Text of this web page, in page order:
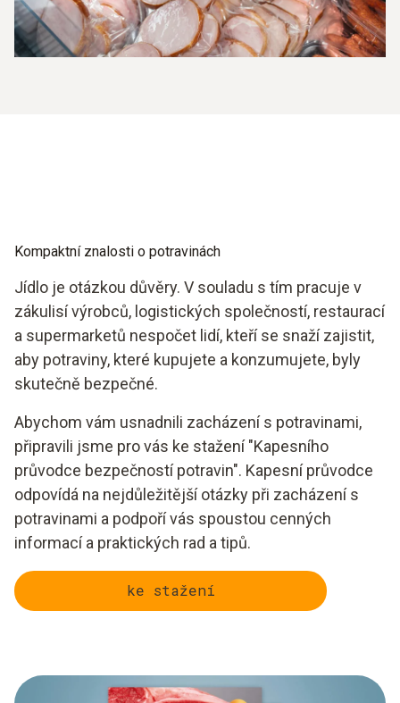
Kompaktní znalosti o potravinách
Jídlo je otázkou důvěry. V souladu s tím pracuje v
zákulisí výrobců, logistických společností, restaurací
a supermarketů nespočet lidí, kteří se snaží zajistit,
aby potraviny, které kupujete a konzumujete, byly
skutečně bezpečné.
Abychom vám usnadnili zacházení s potravinami,
připravili jsme pro vás ke stažení "Kapesního
průvodce bezpečností potravin". Kapesní průvodce
odpovídá na nejdůležitější otázky při zacházení s
potravinami a podpoří vás spoustou cenných
informací a praktických rad a tipů.
ke stažení